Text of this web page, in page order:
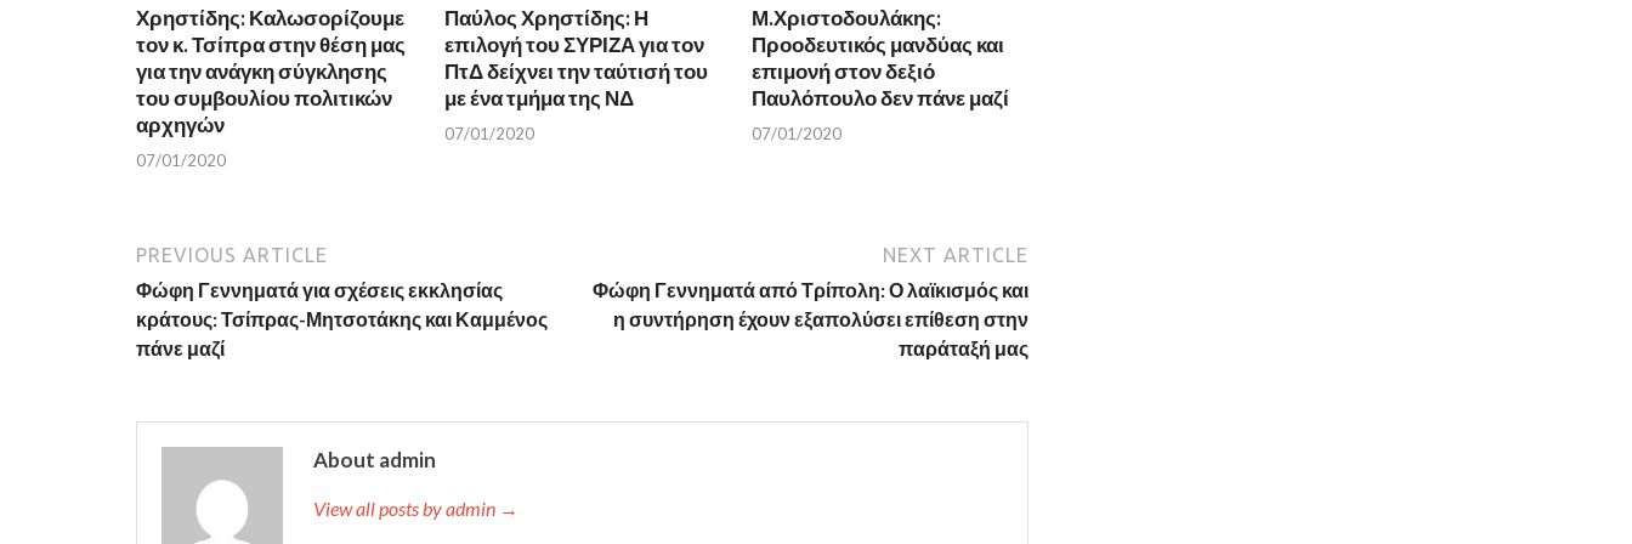
)
)
Χρηστίδης: Καλωσορίζουμε
τον κ. Τσίπρα στην θέση μας
για την ανάγκη σύγκλησης
του συμβουλίου πολιτικών
αρχηγών
07/01/2020
Παύλος Χρηστίδης: Η
επιλογή του ΣΥΡΙΖΑ για τον
ΠτΔ δείχνει την ταύτισή του
με ένα τμήμα της ΝΔ
07/01/2020
Μ.Χριστοδουλάκης:
Προοδευτικός μανδύας και
επιμονή στον δεξιό
Παυλόπουλο δεν πάνε μαζί
07/01/2020
PREVIOUS ARTICLE
Φώφη Γεννηματά για σχέσεις εκκλησίας
κράτους: Τσίπρας-Μητσοτάκης και Καμμένος
πάνε μαζί
NEXT ARTICLE
Φώφη Γεννηματά από Τρίπολη: Ο λαϊκισμός και
η συντήρηση έχουν εξαπολύσει επίθεση στην
παράταξή μας
About admin
View all posts by admin →